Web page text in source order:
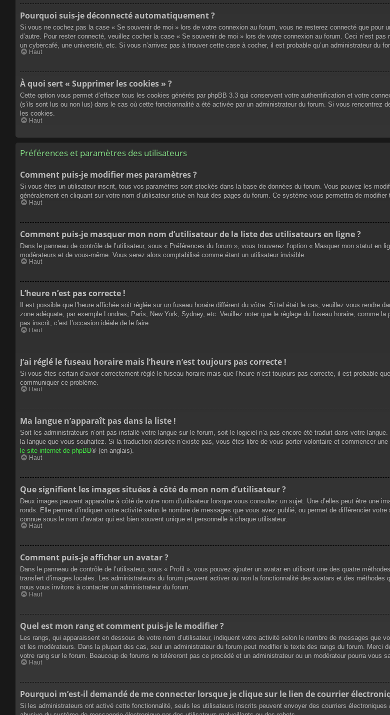
Pourquoi suis-je déconnecté automatiquement ?
Si vous ne cochez pas la case « Se souvenir de moi » lors de votre connexion au forum, vous ne resterez connecté que pour
d’autre. Pour rester connecté, veuillez cocher la case « Se souvenir de moi » lors de votre connexion au forum. Ceci n’est
un cybercafé, une université, etc. Si vous n’arrivez pas à trouver cette case à cocher, il est probable qu’un administrateur du
Haut
À quoi sert « Supprimer les cookies » ?
Cette option vous permet d’effacer tous les cookies générés par phpBB 3.3 qui conservent votre authentification et votre
(s’ils sont lus ou non lus) dans le cas où cette fonctionnalité a été activée par un administrateur du forum. Si vous rencontrez
les cookies.
Haut
Préférences et paramètres des utilisateurs
Comment puis-je modifier mes paramètres ?
Si vous êtes un utilisateur inscrit, tous vos paramètres sont stockés dans la base de données du forum. Vous pouvez les
généralement en cliquant sur votre nom d’utilisateur situé en haut des pages du forum. Ce système vous permettra de
Haut
Comment puis-je masquer mon nom d’utilisateur de la liste des utilisateurs en ligne ?
Dans le panneau de contrôle de l’utilisateur, sous « Préférences du forum », vous trouverez l’option « Masquer mon statut
modérateurs et de vous-même. Vous serez alors comptabilisé comme étant un utilisateur invisible.
Haut
L’heure n’est pas correcte !
Il est possible que l’heure affichée soit réglée sur un fuseau horaire différent du vôtre. Si tel était le cas, veuillez vous rendre
zone adéquate, par exemple Londres, Paris, New York, Sydney, etc. Veuillez noter que le réglage du fuseau horaire, comme
pas inscrit, c’est l’occasion idéale de le faire.
Haut
J’ai réglé le fuseau horaire mais l’heure n’est toujours pas correcte !
Si vous êtes certain d’avoir correctement réglé le fuseau horaire mais que l’heure n’est toujours pas correcte, il est probable
communiquer ce problème.
Haut
Ma langue n’apparaît pas dans la liste !
Soit les administrateurs n’ont pas installé votre langue sur le forum, soit le logiciel n’a pas encore été traduit dans votre
la langue que vous souhaitez. Si la traduction désirée n’existe pas, vous êtes libre de vous porter volontaire et commencer
le site internet de phpBB® (en anglais).
Haut
Que signifient les images situées à côté de mon nom d’utilisateur ?
Deux images peuvent apparaître à côté de votre nom d’utilisateur lorsque vous consultez un sujet. Une d’elles peut être une
ronds. Elle permet d’indiquer votre activité selon le nombre de messages que vous avez publié, ou permet de différencier
connue sous le nom d’avatar qui est bien souvent unique et personnelle à chaque utilisateur.
Haut
Comment puis-je afficher un avatar ?
Dans le panneau de contrôle de l’utilisateur, sous « Profil », vous pouvez ajouter un avatar en utilisant une des quatre
transfert d’images locales. Les administrateurs du forum peuvent activer ou non la fonctionnalité des avatars et des
nous vous invitons à contacter un administrateur du forum.
Haut
Quel est mon rang et comment puis-je le modifier ?
Les rangs, qui apparaissent en dessous de votre nom d’utilisateur, indiquent votre activité selon le nombre de messages
et les modérateurs. Dans la plupart des cas, seul un administrateur du forum peut modifier le texte des rangs du forum. Merci
votre rang sur le forum. Beaucoup de forums ne toléreront pas ce procédé et un administrateur ou un modérateur pourra vous
Haut
Pourquoi m’est-il demandé de me connecter lorsque je clique sur le lien de courrier
Si les administrateurs ont activé cette fonctionnalité, seuls les utilisateurs inscrits peuvent envoyer des courriers